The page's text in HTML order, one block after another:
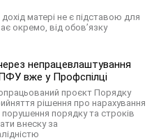
матері не є підставою для
окремо, від обов’язку
непрацевлаштування
ПФУ вже у Профспілці
проєкт Порядку
рішення про нарахування
порядку та строків
внеску за